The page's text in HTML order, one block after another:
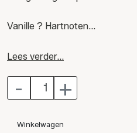
Vanille ? Hartnoten
Witte muskus ? Basisnoten
Lees verder...
- +
Winkelwagen